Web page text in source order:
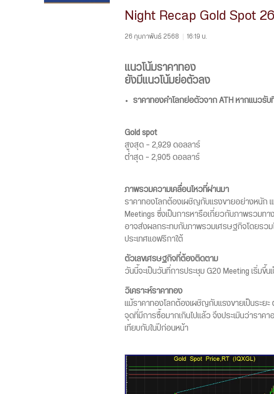
Night Recap Gold Spot
26 กุมภาพันธ์ 2568 16:19 น.
แนวโน้มราคาทอง
ยังมีแนวโน้มย่อตัวลง
ราคาทองคำโลกย่อตัวจาก ATH หากแนวรับ
Gold spot
สูงสุด – 2,929 ดอลลาร์
ต่ำสุด – 2,905 ดอลลาร์
ภาพรวมความเคลื่อนไหวที่ผ่านมา
ราคาทองโลกต้องเผชิญกับแรงขายอย่างหนัก
Meetings ซึ่งเป็นการหารือเกี่ยวกับภาพรวมท
อาจส่งผลกระทบกับภาพรวมเศรษฐกิจโดยรวม
ประเทศแอฟริกาใต้
ตัวเลขเศรษฐกิจที่ต้องติดตาม
วันนี้จะเป็นวันที่การประชุม G20 Meeting เริ่ม
วิเคราะห์ราคาทอง
แม้ราคาทองโลกต้องเผชิญกับแรงขายเป็นระยะ
จุดที่มีการซื้อมากเกินไปแล้ว จึงประเมินว่าราค
เทียบกับในปีก่อนหน้า